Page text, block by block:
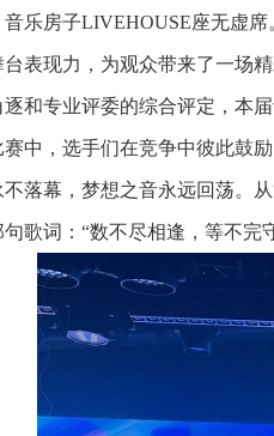
音乐房子LIVEHOUSE座无虚
表现力，为观众带来了一场精
和专业评委的综合评定，本
中，选手们在竞争中彼此鼓
落幕，梦想之音永远回荡。
歌词：“数不尽相逢，等不